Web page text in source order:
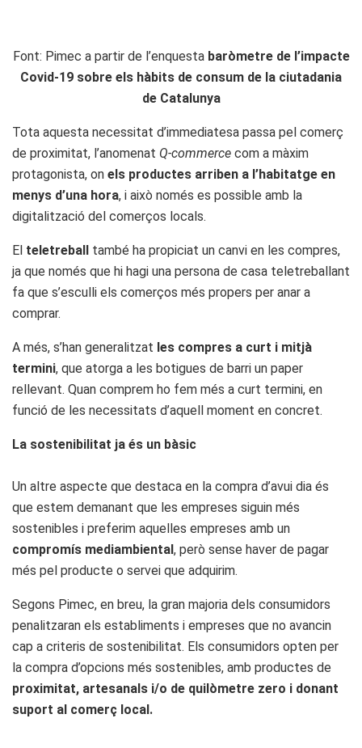
Font: Pimec a partir de l’enquesta baròmetre de l’impacte
Covid-19 sobre els hàbits de consum de la ciutadania
de Catalunya
Tota aquesta necessitat d’immediatesa passa pel comerç
de proximitat, l’anomenat Q-commerce com a màxim
protagonista, on els productes arriben a l’habitatge en
menys d’una hora, i això només es possible amb la
digitalització del comerços locals.
El teletreball també ha propiciat un canvi en les compres,
ja que només que hi hagi una persona de casa teletreballant
fa que s’esculli els comerços més propers per anar a
comprar.
A més, s’han generalitzat les compres a curt i mitjà
termini, que atorga a les botigues de barri un paper
rellevant. Quan comprem ho fem més a curt termini, en
funció de les necessitats d’aquell moment en concret.
La sostenibilitat ja és un bàsic
Un altre aspecte que destaca en la compra d’avui dia és
que estem demanant que les empreses siguin més
sostenibles i preferim aquelles empreses amb un
compromís mediambiental, però sense haver de pagar
més pel producte o servei que adquirim.
Segons Pimec, en breu, la gran majoria dels consumidors
penalitzaran els establiments i empreses que no avancin
cap a criteris de sostenibilitat. Els consumidors opten per
la compra d’opcions més sostenibles, amb productes de
proximitat, artesanals i/o de quilòmetre zero i donant
suport al comerç local.